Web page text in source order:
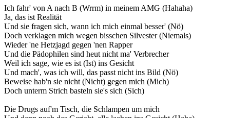
Ich fahr' von A nach B (Wrrm) in meinem AMG (Hahaha)
Ja, das ist Realität
Und sie fragen sich, wann ich mich einmal besser' (Nö)
Doch verklagen mich wegen bisschen Silvester (Niemals)
Wieder 'ne Hetzjagd gegen 'nen Rapper
Und die Pädophilen sind heut nicht ma' Verbrecher
Weil ich sage, wie es ist (Ist) ins Gesicht
Und mach', was ich will, das passt nicht ins Bild (Nö)
Beweise hab'n sie nicht (Nicht) gegen mich (Mich)
Doch unterm Strich basteln sie's sich (Sich)
Die Drugs auf'm Tisch, die Schlampen um mich